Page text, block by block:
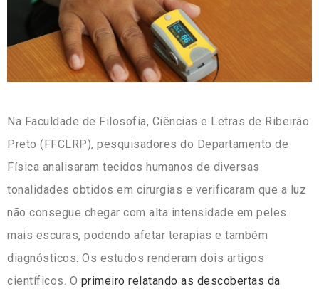
Na Faculdade de Filosofia, Ciências e Letras de Ribeirão
Preto (FFCLRP), pesquisadores do Departamento de
Física analisaram tecidos humanos de diversas
tonalidades obtidos em cirurgias e verificaram que a luz
não consegue chegar com alta intensidade em peles
mais escuras, podendo afetar terapias e também
diagnósticos. Os estudos renderam dois artigos
científicos. O primeiro relatando as descobertas da